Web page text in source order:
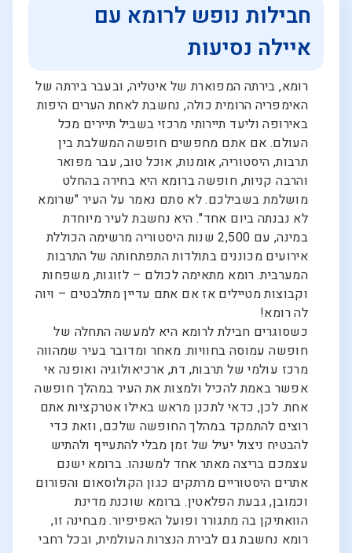
חבילות נופש לרומא עם
איילה נסיעות
רומא, בירתה המפוארת של איטליה, ובעבר בירתה של
האימפריה הרומית כולה, נחשבת לאחת הערים היפות
באירופה וליעד תיירותי מרכזי בשביל תיירים מכל
העולם. אם אתם מחפשים חופשה המשלבת בין
תרבות, היסטוריה, אומנות, אוכל טוב, עבר מפואר
והרבה קניות, חופשה ברומא היא בחירה בהחלט
מושלמת בשבילכם. לא סתם נאמר על העיר "שרומא
לא נבנתה ביום אחד". היא נחשבת לעיר מיוחדת
במינה, עם 2,500 שנות היסטוריה מרשימה הכוללת
אירועים מכוננים בתולדות התפתחותה של התרבות
המערבית. רומא מתאימה לכולם – לזוגות, משפחות
וקבוצות מטיילים אז אם אתם עדיין מתלבטים – ויוה
לה רומא!
כשסוגרים חבילת לרומא היא למעשה התחלה של
חופשה עמוסה בחוויות. מאחר ומדובר בעיר שמהווה
מרכז עולמי של תרבות, דת, ארכיאולוגיה ואופנה אי
אפשר באמת להכיל ולמצות את העיר במהלך חופשה
אחת. לכן, כדאי לתכנן מראש באילו אטרקציות אתם
רוצים להתמקד במהלך החופשה שלכם, וזאת כדי
להבטיח ניצול יעיל של זמן מבלי להתעייף ולהתיש
עצמכם בריצה מאתר אחד למשנהו. ברומא ישנם
אתרים היסטוריים מרתקים כגון הקולוסאום והפורום
וכמובן, גבעת הפלאטין. ברומא שוכנת מדינת
הוואתיקן בה מתגורר ופועל האפיפיור. מבחינה זו,
רומא נחשבת גם לבירת הנצרות העולמית, ובכל רחבי